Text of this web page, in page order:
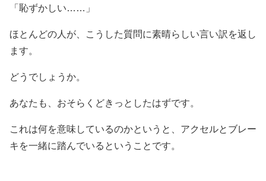
「恥ずかしい……」
ほとんどの人が、こうした質問に素晴らしい言い訳を返し
ます。
どうでしょうか。
あなたも、おそらくどきっとしたはずです。
これは何を意味しているのかというと、アクセルとブレー
キを一緒に踏んでいるということです。